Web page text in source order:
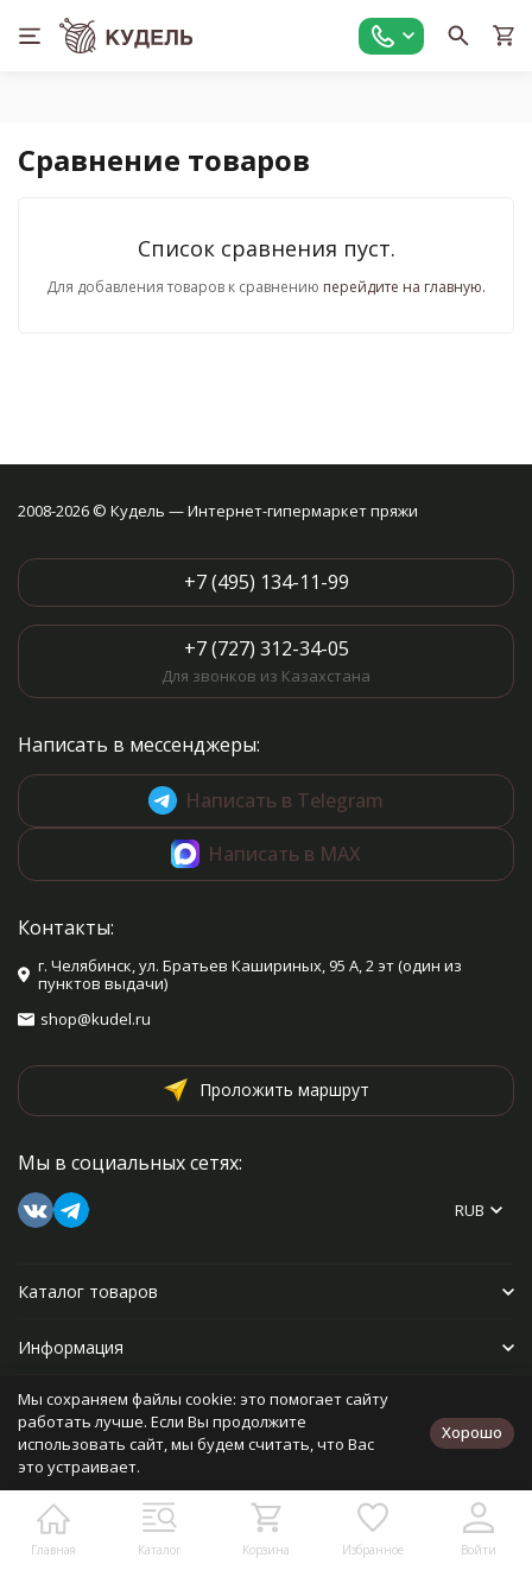
Сравнение товаров
Список сравнения пуст.
Для добавления товаров к сравнению перейдите на главную.
Главная Каталог Корзина Избранное Войти
2008-2026 © Кудель — Интернет-гипермаркет пряжи
+7 (495) 134-11-99
+7 (727) 312-34-05
Для звонков из Казахстана
Написать в мессенджеры:
Написать в Telegram
Написать в MAX
Контакты:
г. Челябинск, ул. Братьев Кашириных, 95 А, 2 эт (один из
пунктов выдачи)
shop@kudel.ru
Проложить маршрут
Мы в социальных сетях:
RUB
Каталог товаров
Информация
Прочее
Политика персональных данных
Разработано в
bodysite.ru
Мы сохраняем файлы cookie: это помогает сайту
работать лучше. Если Вы продолжите
использовать сайт, мы будем считать, что Вас
это устраивает.
Хорошо